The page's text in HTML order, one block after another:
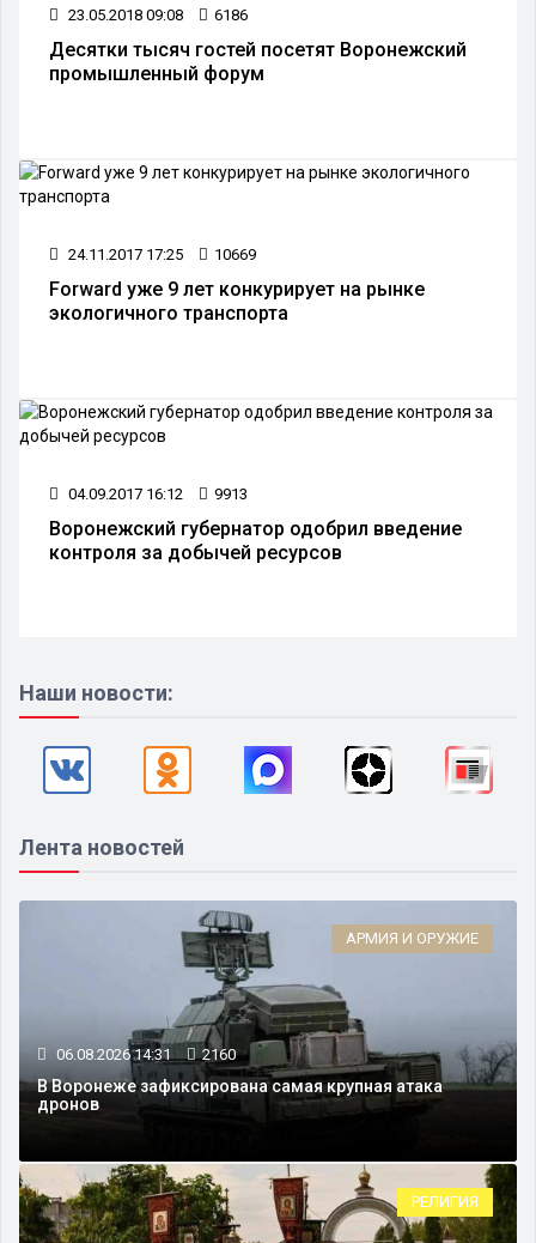
23.05.2018 09:08 6186
Десятки тысяч гостей посетят Воронежский
промышленный форум
24.11.2017 17:25 10669
Forward уже 9 лет конкурирует на рынке
экологичного транспорта
04.09.2017 16:12 9913
Воронежский губернатор одобрил введение
контроля за добычей ресурсов
Наши новости:
Лента новостей
АРМИЯ И ОРУЖИЕ
06.08.2026 14:31 2160
В Воронеже зафиксирована самая крупная атака
дронов
РЕЛИГИЯ